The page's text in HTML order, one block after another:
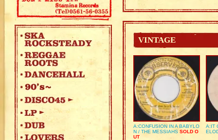
VINTAGE
A:CONFUSION IN A BABYLO
N / THE MESSIAHS SOLD O
UT
A:IT